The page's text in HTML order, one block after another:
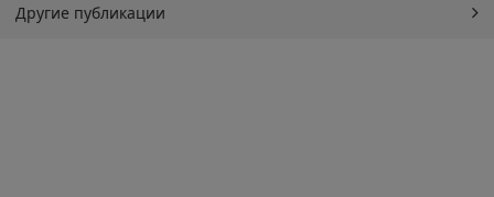
Другие публикации